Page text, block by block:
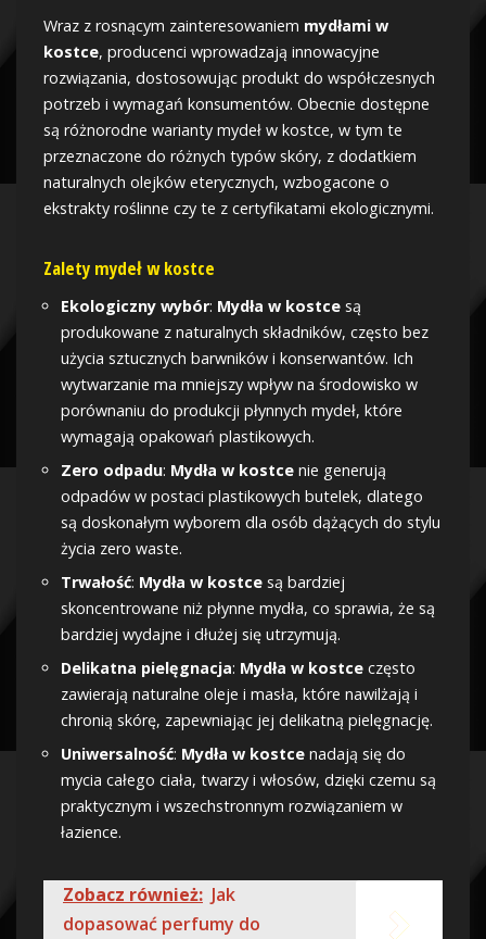
Wraz z rosnącym zainteresowaniem mydłami w
kostce, producenci wprowadzają innowacyjne
rozwiązania, dostosowując produkt do współczesnych
potrzeb i wymagań konsumentów. Obecnie dostępne
są różnorodne warianty mydeł w kostce, w tym te
przeznaczone do różnych typów skóry, z dodatkiem
naturalnych olejków eterycznych, wzbogacone o
ekstrakty roślinne czy te z certyfikatami ekologicznymi.
Zalety mydeł w kostce
Ekologiczny wybór: Mydła w kostce są
produkowane z naturalnych składników, często bez
użycia sztucznych barwników i konserwantów. Ich
wytwarzanie ma mniejszy wpływ na środowisko w
porównaniu do produkcji płynnych mydeł, które
wymagają opakowań plastikowych.
Zero odpadu: Mydła w kostce nie generują
odpadów w postaci plastikowych butelek, dlatego
są doskonałym wyborem dla osób dążących do stylu
życia zero waste.
Trwałość: Mydła w kostce są bardziej
skoncentrowane niż płynne mydła, co sprawia, że są
bardziej wydajne i dłużej się utrzymują.
Delikatna pielęgnacja: Mydła w kostce często
zawierają naturalne oleje i masła, które nawilżają i
chronią skórę, zapewniając jej delikatną pielęgnację.
Uniwersalność: Mydła w kostce nadają się do
mycia całego ciała, twarzy i włosów, dzięki czemu są
praktycznym i wszechstronnym rozwiązaniem w
łazience.
Zobacz również: Jak
dopasować perfumy do